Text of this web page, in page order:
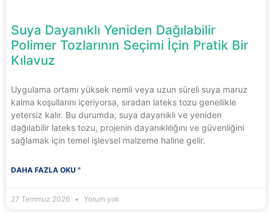
Suya Dayanıklı Yeniden Dağılabilir
Polimer Tozlarının Seçimi İçin Pratik Bir
Kılavuz
Uygulama ortamı yüksek nemli veya uzun süreli suya maruz
kalma koşullarını içeriyorsa, sıradan lateks tozu genellikle
yetersiz kalır. Bu durumda, suya dayanıklı ve yeniden
dağılabilir lateks tozu, projenin dayanıklılığını ve güvenliğini
sağlamak için temel işlevsel malzeme haline gelir.
DAHA FAZLA OKU "
27 Temmuz 2026 Yorum yok